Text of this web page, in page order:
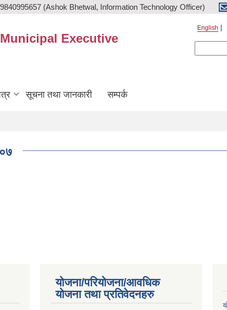
(Ashok Bhetwal, Information Technology Officer)
Executive
English
सूचना तथा जानकारी सम्पर्क
योजना/परियोजना/आवधिक
योजना तथा प्रतिवेदनहरु